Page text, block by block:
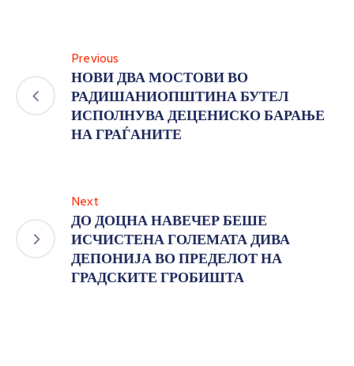
Previous
НОВИ ДВА МОСТОВИ ВО
РАДИШАНИОПШТИНА БУТЕЛ
ИСПОЛНУВА ДЕЦЕНИСКО БАРАЊЕ
НА ГРАЃАНИТЕ
Next
ДО ДОЦНА НАВЕЧЕР БЕШЕ
ИСЧИСТЕНА ГОЛЕМАТА ДИВА
ДЕПОНИЈА ВО ПРЕДЕЛОТ НА
ГРАДСКИТЕ ГРОБИШТА